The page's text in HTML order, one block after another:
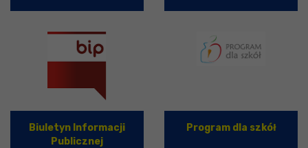
Biuletyn Informacji
Publicznej
Program dla szkół